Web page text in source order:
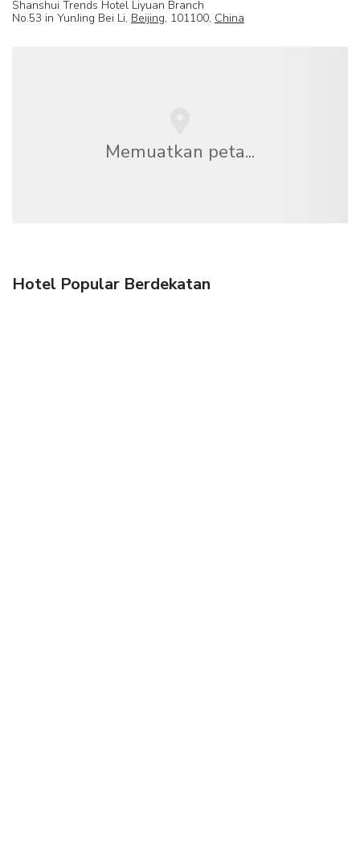
Shanshui Trends Hotel Liyuan Branch
No.53 in YunJing Bei Li, Beijing, 101100, China
Memuatkan peta...
Hotel Popular Berdekatan